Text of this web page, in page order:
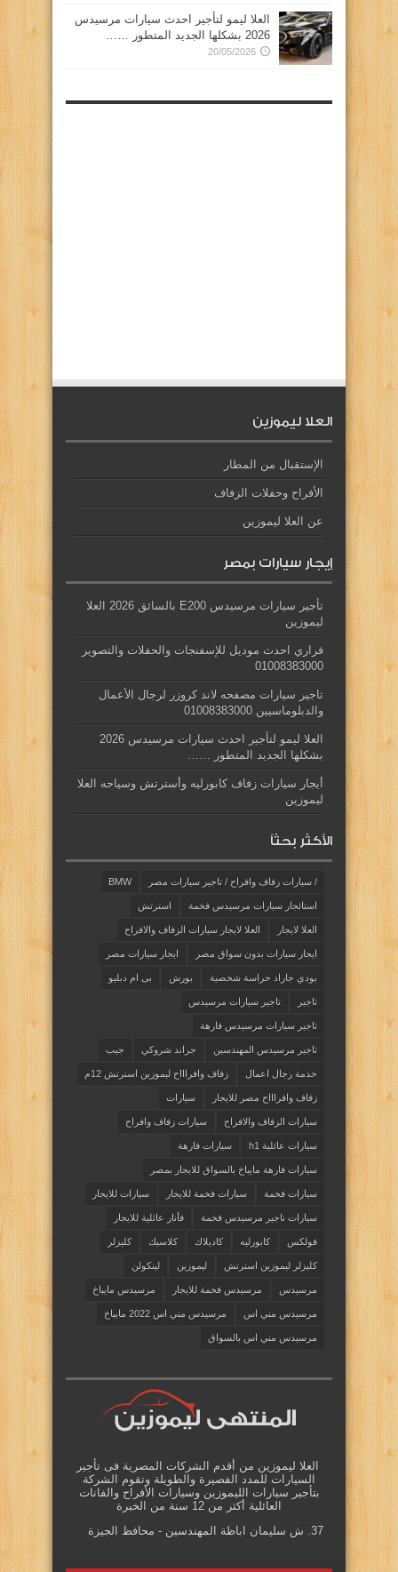
العلا ليمو لتأجير احدث سيارات مرسيدس
2026 بشكلها الجديد المتطور ……
20/05/2026
العلا ليموزين
الإستقبال من المطار
الأفراح وحفلات الزفاف
عن العلا ليموزين
إيجار سيارات بمصر
تأجير سيارات مرسيدس E200 بالسائق 2026 العلا
ليموزين
فراري احدث موديل للإسفنجات والحفلات والتصوير
01008383000
تاجير سيارات مصفحه لاند كروزر لرجال الأعمال
والدبلوماسيين 01008383000
العلا ليمو لتأجير احدث سيارات مرسيدس 2026
بشكلها الجديد المتطور ……
أيجار سيارات زفاف كابورليه وأسترتش وسياحه العلا
ليموزين
الأكثر بحثاً
/ سيارات زفاف وافراح / تاجير سيارات مصر BMW
استائجار سيارات مرسيدس فخمة استرتش
العلا لايجار العلا لايجار سيارات الزفاف والافراح
ايجار سيارات بدون سواق مصر ايجار سيارات مصر
بودي جاراد حراسة شخصية بورش بى ام دبليو
تاجير تاجير سيارات مرسيدس
تاجير سيارات مرسيدس فارهة
تاجير مرسيدس المهندسين جراند شروكي جيب
خدمة رجال اعمال زفاف وافراااح ليموزين اسنرتش 12م
زفاف وافراااح مصر للايجار سيارات
سيارات الزفاف والافراح سيارات زفاف وافراح
سيارات عائلية h1 سيارات فارهة
سيارات فارهة مايباخ بالسواق للايجار بمصر
سيارات فخمة سيارات فخمة للايجار سيارات للايجار
سيارات ناجير مرسيدس فخمة فأنار عائلية للايجار
فولكس كابورليه كاديلاك كلاسيك كليزلر
كليزلر ليموزين استرتش ليموزين لينكولن
مرسيدس مرسيدس فخمة للايجار مرسيدس مايباخ
مرسيدس مني اس مرسيدس مني اس 2022 مايباخ
مرسيدس مني اس بالسواق
العلا ليموزين من أقدم الشركات المصرية فى تأجير
السيارات للمدد الفصيرة والطويلة وتقوم الشركة
بتأجير سيارات الليموزين وسيارات الأفراح والفانات
العائلية أكثر من 12 سنة من الخبرة
37. ش سليمان اباظة المهندسين - محافظ الجيزة